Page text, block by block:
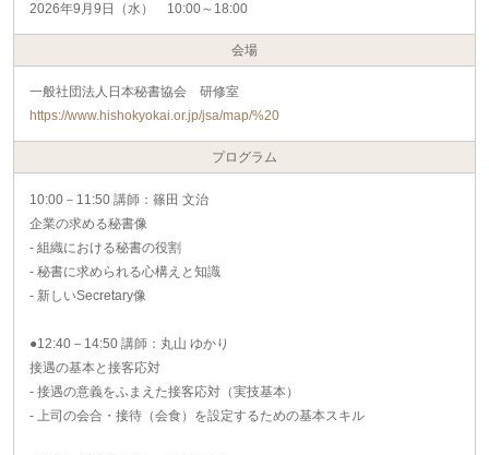
2026年9月9日（水） 10:00～18:00
会場
一般社団法人日本秘書協会 研修室
https://www.hishokyokai.or.jp/jsa/map/%20
プログラム
10:00－11:50 講師：篠田 文治
企業の求める秘書像
- 組織における秘書の役割
- 秘書に求められる心構えと知識
- 新しいSecretary像
●12:40－14:50 講師：丸山 ゆかり
接遇の基本と接客応対
- 接遇の意義をふまえた接客応対（実技基本）
- 上司の会合・接待（会食）を設定するための基本スキル